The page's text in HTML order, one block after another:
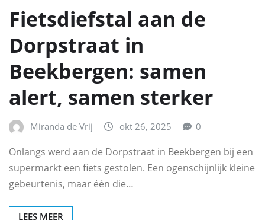
Fietsdiefstal aan de
Dorpstraat in
Beekbergen: samen
alert, samen sterker
Miranda de Vrij okt 26, 2025 0
Onlangs werd aan de Dorpstraat in Beekbergen bij een
supermarkt een fiets gestolen. Een ogenschijnlijk kleine
gebeurtenis, maar één die…
LEES MEER